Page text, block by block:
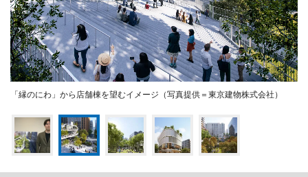
「縁のにわ」から店舗棟を望むイメージ（写真提供＝東京建物株式会社）